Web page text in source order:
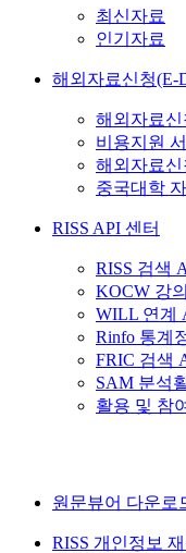
최신자료
인기자료
해외자료신청(E-
해외자료신
비용지원
해외자료
중국대학
RISS API 센터
RISS 검색
KOCW 강
WILL 연계
Rinfo 통계
FRIC 검색
SAM 분석
활용 및 참
원문뷰어 다운로
RISS 개인정보 재